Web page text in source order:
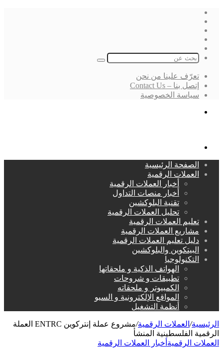
بحث
تعرّف علينا من نحن
إتصل بنا – Contact Us
سياسة الخصوصية
الصفحة الرئيسية
العملات الرقمية
أخبار العملات الرقمية
أخبار منصات التداول
تقنية البلوكشين
تحليل العملات الرقمية
تعليم العملات الرقمية
مشاريع العملات الرقمية
دليل تعليم العملات الرقمية
البيتكوين والبلوكشين
التكنولوجيا
الهواتف الذكية و ملحقاتها
تطبيقات و شروحات
الكمبيوتر و ملحقاته
المواقع الإلكترونية و السيو
أنظمة التشغيل
الرئيسية/ العملات الرقمية/
مشروع عملة إنتركوين ENTRC العملة
الرقمية الفلسطينية المنشأ
العملات الرقمية أخبار العملات الرقمية